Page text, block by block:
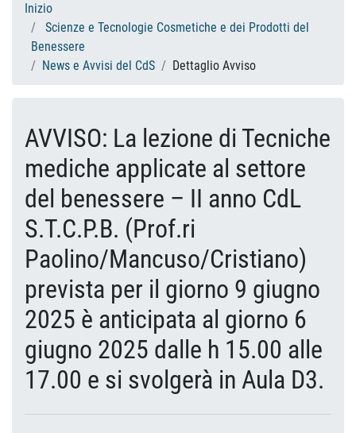
Inizio
Scienze e Tecnologie Cosmetiche e dei Prodotti del
Benessere
News e Avvisi del CdS
Dettaglio Avviso
AVVISO: La lezione di Tecniche
mediche applicate al settore
del benessere – II anno CdL
S.T.C.P.B. (Prof.ri
Paolino/Mancuso/Cristiano)
prevista per il giorno 9 giugno
2025 è anticipata al giorno 6
giugno 2025 dalle h 15.00 alle
17.00 e si svolgerà in Aula D3.